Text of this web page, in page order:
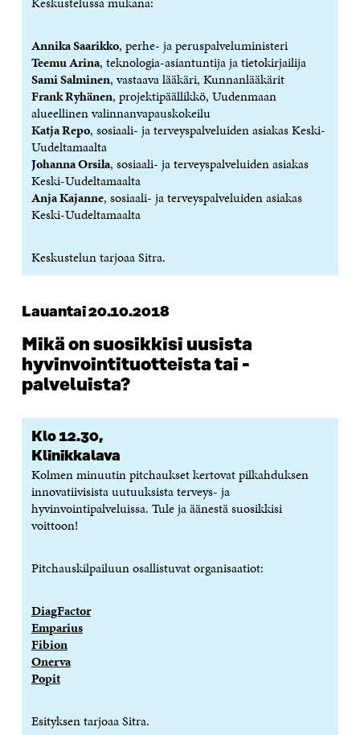
D
S
A
I
K
K
U
N
A
S
S
A
E
S
A
I
K
K
U
A
S
S
A
D
S
S
A
I
K
K
U
N
S
A
S
S
A
I
K
U
A
S
Annika Saarikko, perhe- ja peruspalveluministeri
Teemu Arina, teknologia-asiantuntija ja tietokirjailija
Sami Salminen, vastaava lääkäri, Kunnanlääkärit
Frank Ryhänen, projektipäällikkö, Uudenmaan
alueellinen valinnanvapauskokeilu
Katja Repo, sosiaali- ja terveyspalveluiden asiakas Keski-
Uudeltamaalta​
Johanna Orsila, sosiaali- ja terveyspalveluiden asiakas
Keski-Uudeltamaalta​
Anja Kajanne, sosiaali- ja terveyspalveluiden asiakas
Keski-Uudeltamaalta​
Keskustelun tarjoaa Sitra.
Lauantai 20.10.2018
Mikä on suosikkisi uusista
hyvinvointituotteista tai -
palveluista?
Klo 12.30,
Klinikkalava
Kolmen minuutin pitchaukset kertovat pilkahduksen
innovatiivisista uutuuksista terveys- ja
hyvinvointipalveluissa. Tule ja äänestä suosikkisi
voittoon!
Pitchauskilpailuun osallistuvat organisaatiot:
DiagFactor
Emparius
Fibion
Onerva
Popit
Esityksen tarjoaa Sitra.